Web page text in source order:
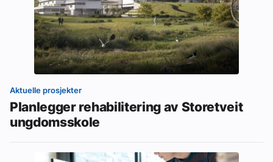
Aktuelle prosjekter
Planlegger rehabilitering av Storetveit
ungdomsskole